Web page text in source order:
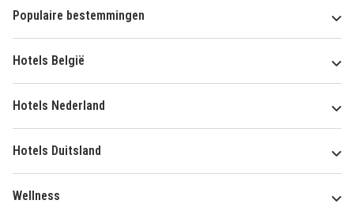
Populaire bestemmingen
Hotels België
Hotels Nederland
Hotels Duitsland
Wellness